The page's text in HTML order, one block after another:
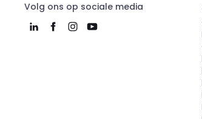
Volg ons op sociale media